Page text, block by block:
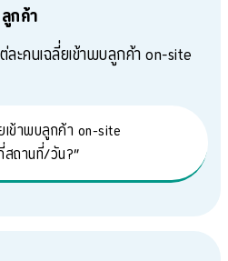
กค้า
ละคนเฉลี่ยเข้าพบลูกค้า on-site
ข้าพบลูกค้า on-site
สถานที่/วัน?”